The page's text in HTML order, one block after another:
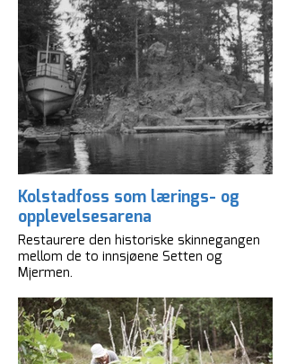
Kolstadfoss som lærings- og
opplevelsesarena
Restaurere den historiske skinnegangen
mellom de to innsjøene Setten og
Mjermen.